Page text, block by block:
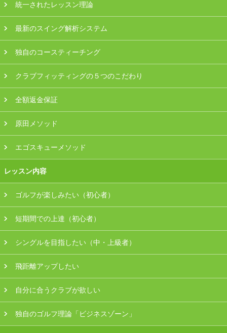
店舗一覧
東京
関東（神奈川・埼玉・千葉）
中部（静岡・愛知）
関西（大阪・兵庫・滋賀）
受講生の声
採用情報
統一されたレッスン理論
最新のスイング解析システム
独自のコースティーチング
クラブフィッティングの５つのこだわり
全額返金保証
原田メソッド
エゴスキューメソッド
レッスン内容
ゴルフが楽しみたい（初心者）
短期間での上達（初心者）
シングルを目指したい（中・上級者）
飛距離アップしたい
自分に合うクラブが欲しい
独自のゴルフ理論「ビジネスゾーン」